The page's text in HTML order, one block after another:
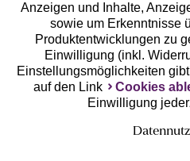
Ratenkauf **
Versandart
Anzeigen und Inhalte,
sowie um Erkenntnisse
Produktentwicklungen zu
Einwilligung (inkl.
Einstellungsmöglichkeiten
auf den Link
Cookies
Einwilligung